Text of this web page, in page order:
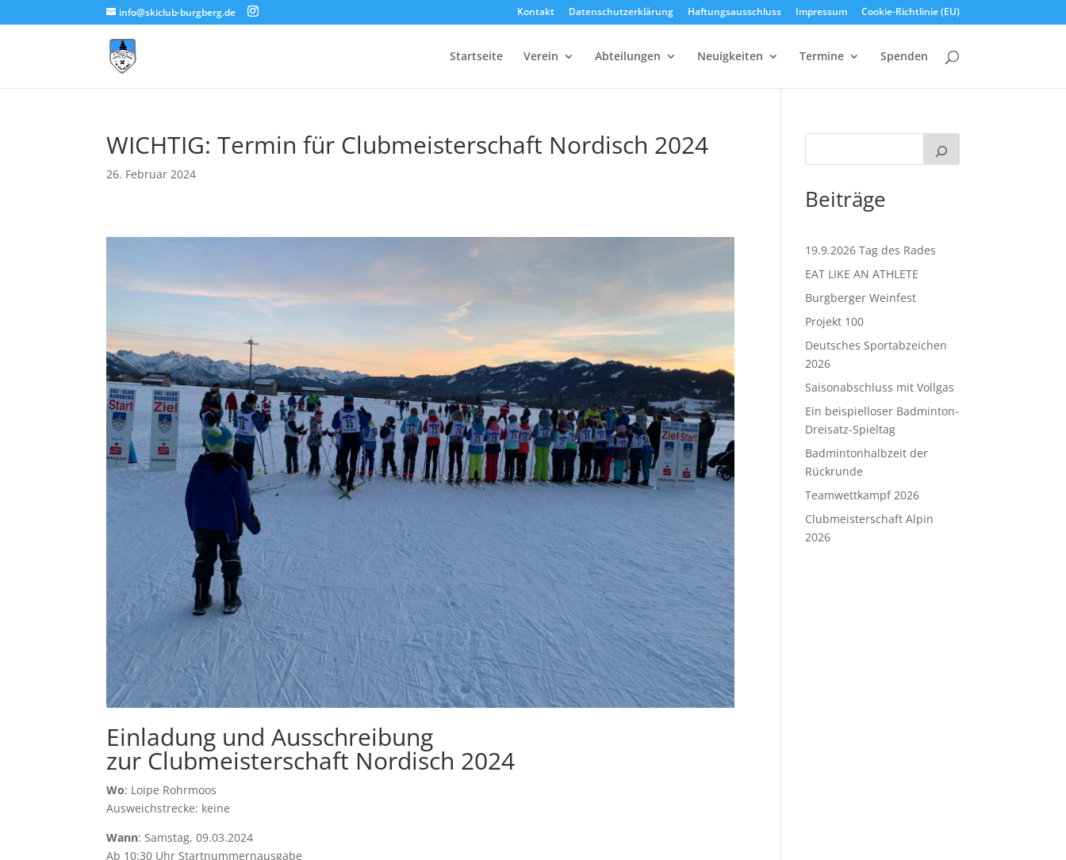
info@skiclub-burgberg.de Kontakt Datenschutzerklärung Haftungsausschluss Impressum Cookie-Richtlinie (EU)
Startseite Verein Abteilungen Neuigkeiten Termine Spenden
WICHTIG: Termin für Clubmeisterschaft Nordisch 2024
26. Februar 2024
Einladung und Ausschreibung
zur Clubmeisterschaft Nordisch 2024
Wo: Loipe Rohrmoos
Ausweichstrecke: keine
Wann: Samstag, 09.03.2024
Ab 10:30 Uhr Startnummernausgabe
Beiträge
19.9.2026 Tag des Rades
EAT LIKE AN ATHLETE
Burgberger Weinfest
Projekt 100
Deutsches Sportabzeichen
2026
Saisonabschluss mit Vollgas
Ein beispielloser Badminton-
Dreisatz-Spieltag
Badmintonhalbzeit der
Rückrunde
Teamwettkampf 2026
Clubmeisterschaft Alpin
2026